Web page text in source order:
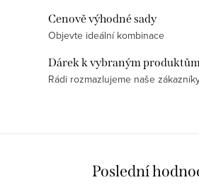
Cenově výhodné sady
Objevte ideální kombinace
Dárek k vybraným
Rádi rozmazlujeme naše
Poslední